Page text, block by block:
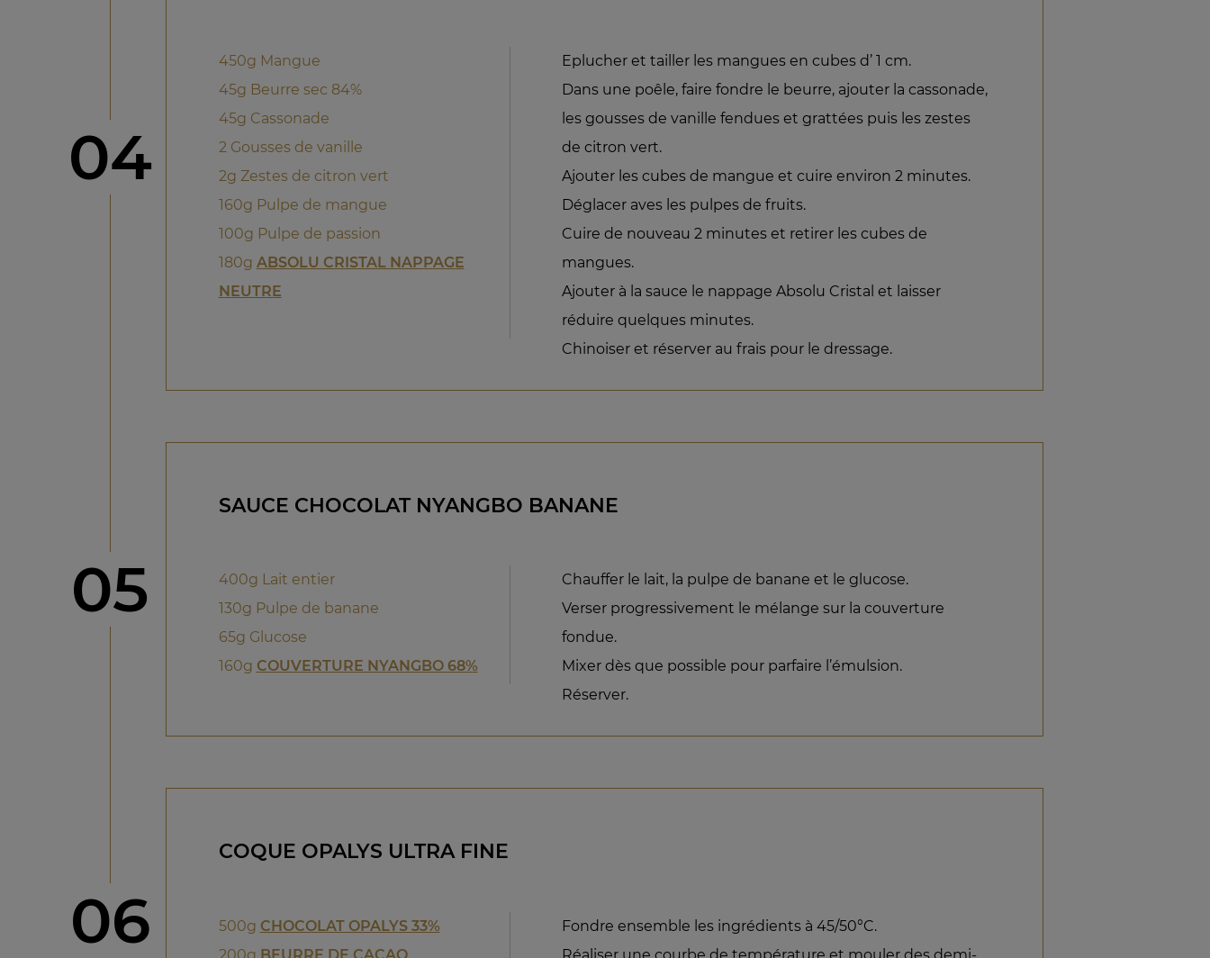
étape
04
450g Mangue
45g Beurre sec 84%
45g Cassonade
2 Gousses de vanille
2g Zestes de citron vert
160g Pulpe de mangue
100g Pulpe de passion
180g ABSOLU CRISTAL NAPPAGE
NEUTRE
Eplucher et tailler les mangues en cubes d’ 1 cm.
Dans une poêle, faire fondre le beurre, ajouter la cassonade,
les gousses de vanille fendues et grattées puis les zestes
de citron vert.
Ajouter les cubes de mangue et cuire environ 2 minutes.
Déglacer aves les pulpes de fruits.
Cuire de nouveau 2 minutes et retirer les cubes de
mangues.
Ajouter à la sauce le nappage Absolu Cristal et laisser
réduire quelques minutes.
Chinoiser et réserver au frais pour le dressage.
étape
05
SAUCE CHOCOLAT NYANGBO BANANE
400g Lait entier
130g Pulpe de banane
65g Glucose
160g COUVERTURE NYANGBO 68%
Chauffer le lait, la pulpe de banane et le glucose.
Verser progressivement le mélange sur la couverture
fondue.
Mixer dès que possible pour parfaire l’émulsion.
Réserver.
étape
06
COQUE OPALYS ULTRA FINE
500g CHOCOLAT OPALYS 33%
Fondre ensemble les ingrédients à 45/50°C.